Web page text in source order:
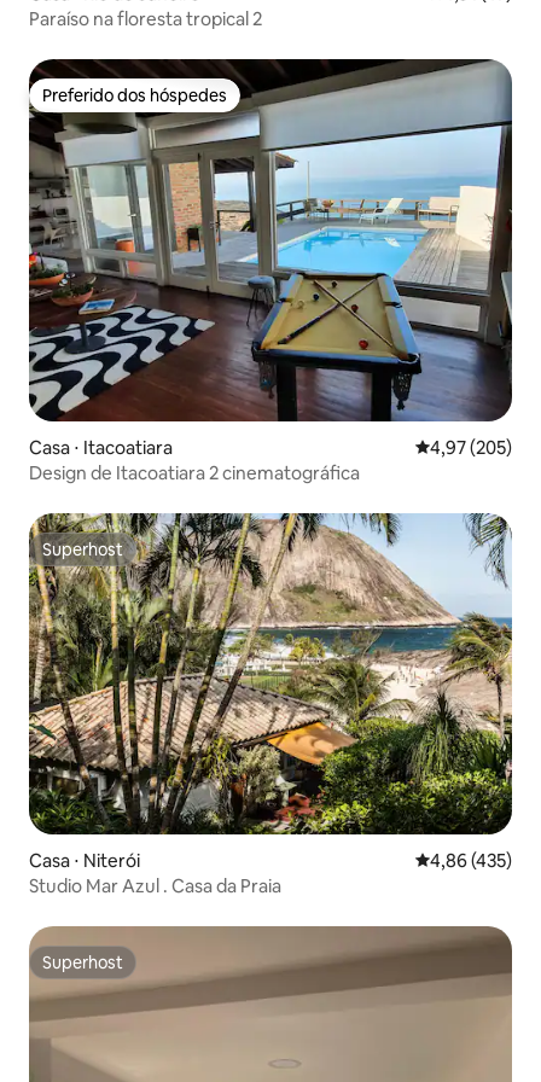
Paraíso na floresta tropical 2
Preferido dos hóspedes
Preferido dos hóspedes
Casa ⋅ Itacoatiara 4,97 de uma
4,97 (205)
Design de Itacoatiara 2 cinematográfica
Superhost
Superhost
Casa ⋅ Niterói 4,86 de uma
4,86 (435)
Studio Mar Azul . Casa da Praia
Superhost
Superhost